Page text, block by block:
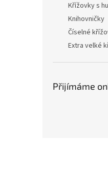
Křížovky s
Knihovničky
Číselné
Extra velké
Přijímáme